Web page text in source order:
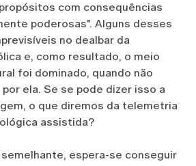
com consequências
poderosas". Alguns desses
no dealbar da
e, como resultado, o meio
foi dominado, quando não
ela. Se se pode dizer isso a
o que diremos da telemetria
assistida?
espera-se conseguir